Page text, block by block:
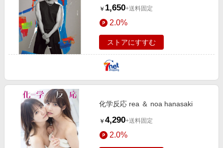
￥ 1,650+送料固定
2.0%
ストアにすすむ
化学反応 rea ＆ noa hanasaki
￥ 4,290+送料固定
2.0%